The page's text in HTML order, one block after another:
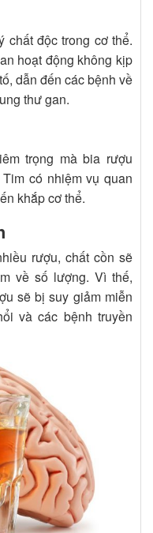
chất độc trong cơ thể.
hoạt động không kịp
dẫn đến các bệnh về
thư gan.
trọng mà bia rượu
có nhiệm vụ quan
khắp cơ thể.
rượu, chất cồn sẽ
về số lượng. Vì thế,
sẽ bị suy giảm miễn
và các bệnh truyền